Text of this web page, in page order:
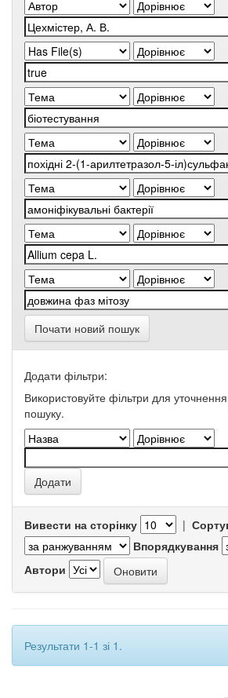
Почати новий пошук
Додати фільтри:
Використовуйте фільтри для уточнення
пошуку.
Вивести на сторінку |
Впорядкування
Автори
Результати 1-1 зі 1.